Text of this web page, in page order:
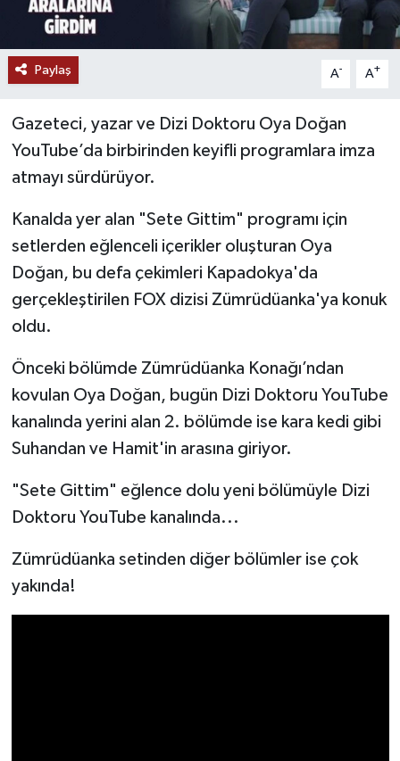
Paylaş A- A+
Gazeteci, yazar ve Dizi Doktoru Oya Doğan
YouTube’da birbirinden keyifli programlara imza
atmayı sürdürüyor.
Kanalda yer alan "Sete Gittim" programı için
setlerden eğlenceli içerikler oluşturan Oya
Doğan, bu defa çekimleri Kapadokya'da
gerçekleştirilen FOX dizisi Zümrüdüanka'ya konuk
oldu.
Önceki bölümde Zümrüdüanka Konağı’ndan
kovulan Oya Doğan, bugün Dizi Doktoru YouTube
kanalında yerini alan 2. bölümde ise kara kedi gibi
Suhandan ve Hamit'in arasına giriyor.
"Sete Gittim" eğlence dolu yeni bölümüyle Dizi
Doktoru YouTube kanalında...
Zümrüdüanka setinden diğer bölümler ise çok
yakında!